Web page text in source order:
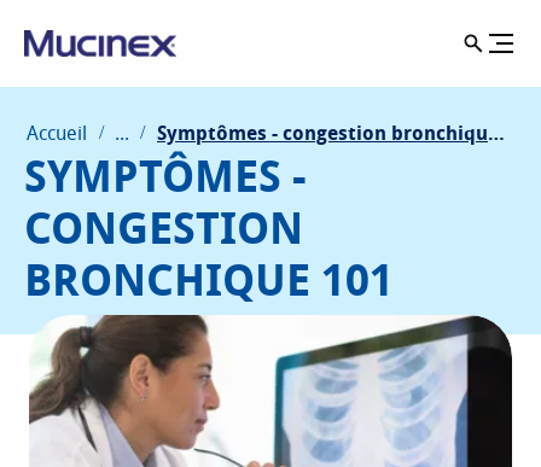
Accueil ... Symptômes - congestion bronchique 101
SYMPTÔMES -
CONGESTION
BRONCHIQUE 101